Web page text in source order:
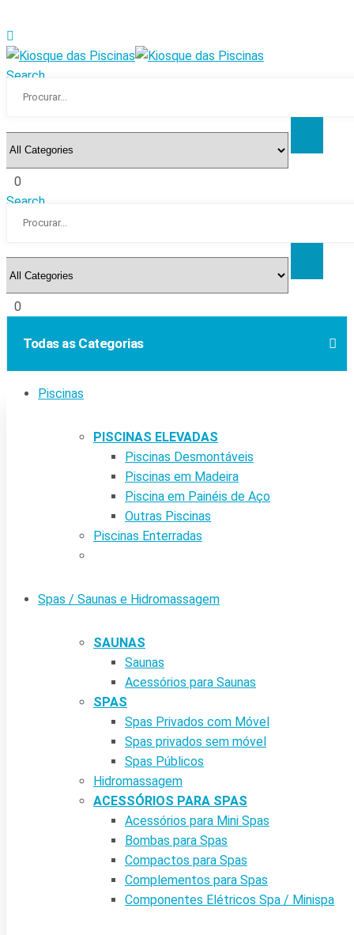
Search
0
Search
0
Todas as Categorias
Piscinas
PISCINAS ELEVADAS
Piscinas Desmontáveis
Piscinas em Madeira
Piscina em Painéis de Aço
Outras Piscinas
Piscinas Enterradas
Spas / Saunas e Hidromassagem
SAUNAS
Saunas
Acessórios para Saunas
SPAS
Spas Privados com Móvel
Spas privados sem móvel
Spas Públicos
Hidromassagem
ACESSÓRIOS PARA SPAS
Acessórios para Mini Spas
Bombas para Spas
Compactos para Spas
Complementos para Spas
Componentes Elétricos Spa / Minispa